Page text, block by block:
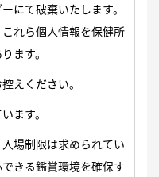
にて破棄いたします。
れら個人情報を保健所
ます。
えください。
ます。
場制限は求められてい
きる鑑賞環境を確保す